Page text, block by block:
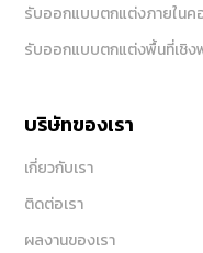
รับออกแบบตกแต่งภายในค
รับออกแบบตกแต่งพื้นที่เชิง
บริษัทของเรา
เกี่ยวกับเรา
ติดต่อเรา
ผลงานของเรา